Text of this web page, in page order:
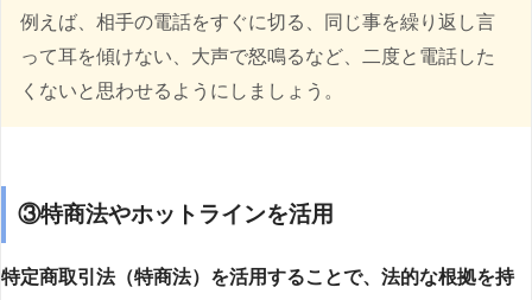
例えば、相手の電話をすぐに切る、同じ事を繰り返し言
って耳を傾けない、大声で怒鳴るなど、二度と電話した
くないと思わせるようにしましょう。
③特商法やホットラインを活用
特定商取引法（特商法）を活用することで、法的な根拠を持